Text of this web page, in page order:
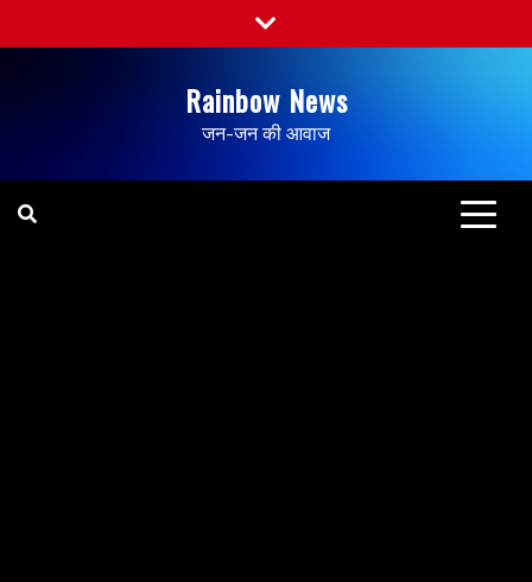
Rainbow News
जन-जन की आवाज